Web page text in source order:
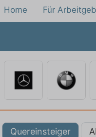
Home Für
Quereinsteiger